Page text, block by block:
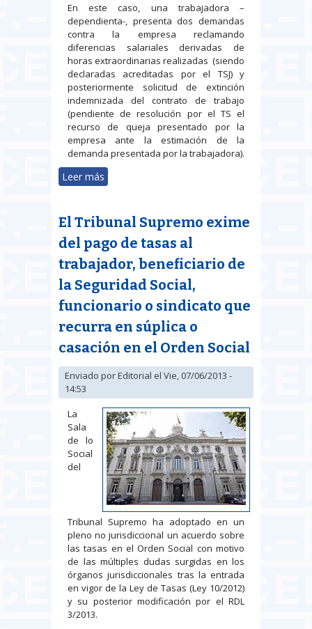
En este caso, una trabajadora –
dependienta-, presenta dos demandas
contra la empresa reclamando
diferencias salariales derivadas de
horas extraordinarias realizadas (siendo
declaradas acreditadas por el TSJ) y
posteriormente solicitud de extinción
indemnizada del contrato de trabajo
(pendiente de resolución por el TS el
recurso de queja presentado por la
empresa ante la estimación de la
demanda presentada por la trabajadora).
Leer más
causados
El Tribunal Supremo exime
del pago de tasas al
trabajador, beneficiario de
la Seguridad Social,
funcionario o sindicato que
recurra en súplica o
casación en el Orden Social
Enviado porEditorial el Vie, 07/06/2013 -
14:53
La
Sala
de lo
Social
del
Tribunal Supremo ha adoptado en un
pleno no jurisdiccional un acuerdo sobre
las tasas en el Orden Social con motivo
de las múltiples dudas surgidas en los
órganos jurisdiccionales tras la entrada
en vigor de la Ley de Tasas (Ley 10/2012)
y su posterior modificación por el RDL
3/2013.